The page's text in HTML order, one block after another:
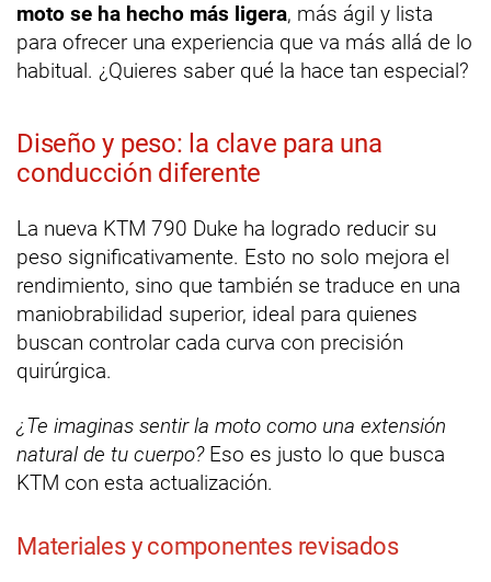
moto se ha hecho más ligera, más ágil y lista
para ofrecer una experiencia que va más allá de lo
habitual. ¿Quieres saber qué la hace tan especial?
Diseño y peso: la clave para una
conducción diferente
La nueva KTM 790 Duke ha logrado reducir su
peso significativamente. Esto no solo mejora el
rendimiento, sino que también se traduce en una
maniobrabilidad superior, ideal para quienes
buscan controlar cada curva con precisión
quirúrgica.
¿Te imaginas sentir la moto como una extensión
natural de tu cuerpo?Eso es justo lo que busca
KTM con esta actualización.
Materiales y componentes revisados